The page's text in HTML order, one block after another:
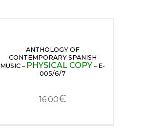
ANTHOLOGY OF
CONTEMPORARY SPANISH
MUSIC – PHYSICAL COPY – E-
005/6/7
16.00€